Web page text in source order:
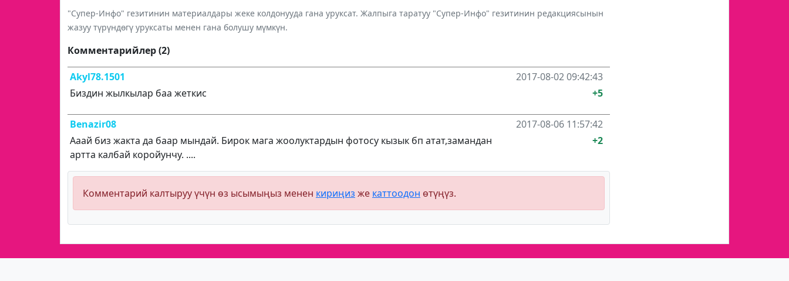
"Супер-Инфо" гезитинин материалдары жеке колдонууда гана уруксат. Жалпыга таратуу "Супер-Инфо" гезитинин редакциясынын
жазуу түрүндөгү уруксаты менен гана болушу мүмкүн.
Комментарийлер (2)
Akyl78.1501
2017-08-02 09:42:43
Биздин жылкылар баа жеткис
+5
Benazir08
2017-08-06 11:57:42
Ааай биз жакта да баар мындай. Бирок мага жоолуктардын фотосу кызык бп атат,замандан
артта калбай коройунчу. ....
+2
Комментарий калтыруу үчүн өз ысымыңыз менен кириңиз же каттоодон өтүңүз.